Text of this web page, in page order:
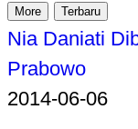
More Terbaru
Nia Daniati
Prabowo
2014-06-06